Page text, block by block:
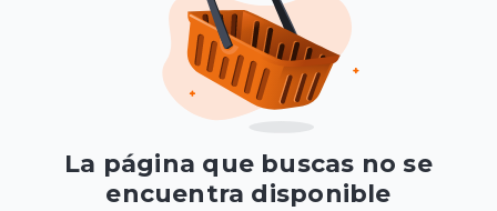
La página que buscas no se
encuentra disponible